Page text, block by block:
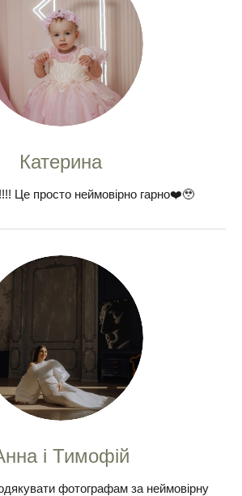
Катерина
Це просто неймовірно гарно❤️🥹
і Тимофій
фотографам за неймовірну